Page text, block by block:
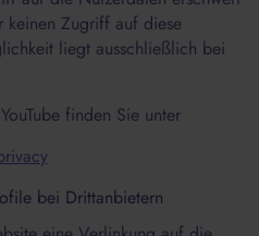
keinen Zugriff auf diese
liegt ausschließlich bei
finden Sie unter
bei Drittanbietern